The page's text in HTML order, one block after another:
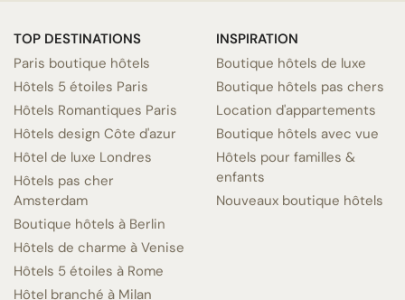
TOP DESTINATIONS
Paris boutique hôtels
Hôtels 5 étoiles Paris
Hôtels Romantiques Paris
Hôtels design Côte d'azur
Hôtel de luxe Londres
Hôtels pas cher
Amsterdam
Boutique hôtels à Berlin
Hôtels de charme à Venise
Hôtels 5 étoiles à Rome
Hôtel branché à Milan
INSPIRATION
Boutique hôtels de luxe
Boutique hôtels pas chers
Location d'appartements
Boutique hôtels avec vue
Hôtels pour familles &
enfants
Nouveaux boutique hôtels